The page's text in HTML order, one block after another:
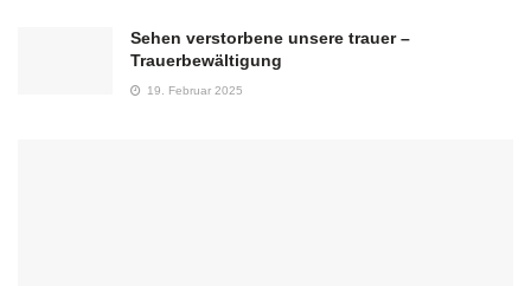
Sehen verstorbene unsere trauer –
Trauerbewältigung
19. Februar 2025